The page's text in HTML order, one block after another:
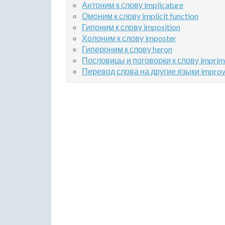
Антоним к слову implicature
Омоним к слову implicit function
Гипоним к слову imposition
Холоним к слову imposter
Гипероним к слову heron
Пословицы и поговорки к слову
Перевод слова на другие языки